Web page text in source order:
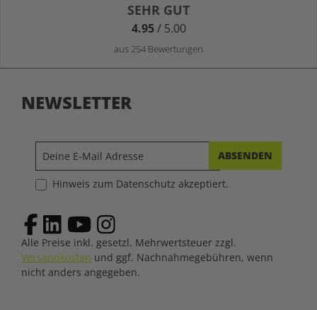
Durchschnittliche Bewertung von 4.9 von 5 Sternen
SEHR GUT
4.95/ 5.00
aus 254 Bewertungen
NEWSLETTER
ABSENDEN
Hinweis zum Datenschutz akzeptiert.
Alle Preise inkl. gesetzl. Mehrwertsteuer zzgl.
Versandkosten und ggf. Nachnahmegebühren, wenn
nicht anders angegeben.